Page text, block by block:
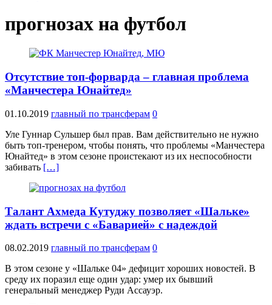
прогнозах на футбол
Отсутствие топ-форварда ‒ главная проблема
«Манчестера Юнайтед»
01.10.2019 главный по трансферам 0
Уле Гуннар Сульшер был прав. Вам действительно не нужно
быть топ-тренером, чтобы понять, что проблемы «Манчестера
Юнайтед» в этом сезоне проистекают из их неспособности
забивать […]
Талант Ахмеда Кутуджу позволяет «Шальке»
ждать встречи с «Баварией» с надеждой
08.02.2019 главный по трансферам 0
В этом сезоне у «Шальке 04» дефицит хороших новостей. В
среду их поразил еще один удар: умер их бывший
генеральный менеджер Руди Ассауэр.